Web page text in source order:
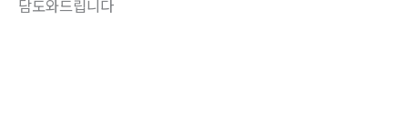
담도와드립니다